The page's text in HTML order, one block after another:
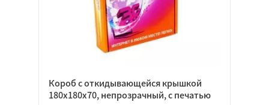
Короб с откидывающейся крышкой
180х180х70, непрозрачный, с печатью